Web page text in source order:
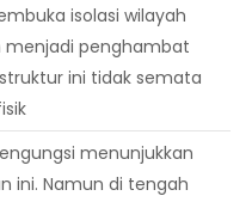
isolasi wilayah
penghambat
ini tidak semata
menunjukkan
ini. Namun di tengah